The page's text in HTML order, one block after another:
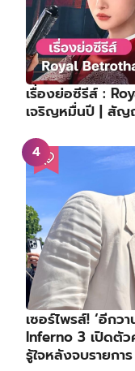
เรื่องย่อซีรีส์ :
เจริญหมื่นปี | สัญ
เซอร์ไพรส์! ‘อีกว
Inferno 3 เปิดตั
รู้ใจหลังจบรายการ